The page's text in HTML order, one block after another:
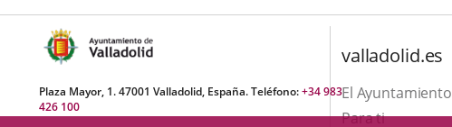
Plaza Mayor, 1. 47001 Valladolid, España. Teléfono:+34 983
426 100
valladolid.es
El Ayuntamiento
Para ti